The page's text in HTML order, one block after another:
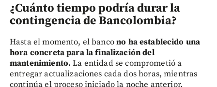
¿Cuánto tiempo podría durar la
contingencia de Bancolombia?
Hasta el momento, el bancono ha establecido una
hora concreta para la finalización del
mantenimiento. La entidad se comprometió a
entregar actualizaciones cada dos horas, mientras
continúa el proceso iniciado la noche anterior.